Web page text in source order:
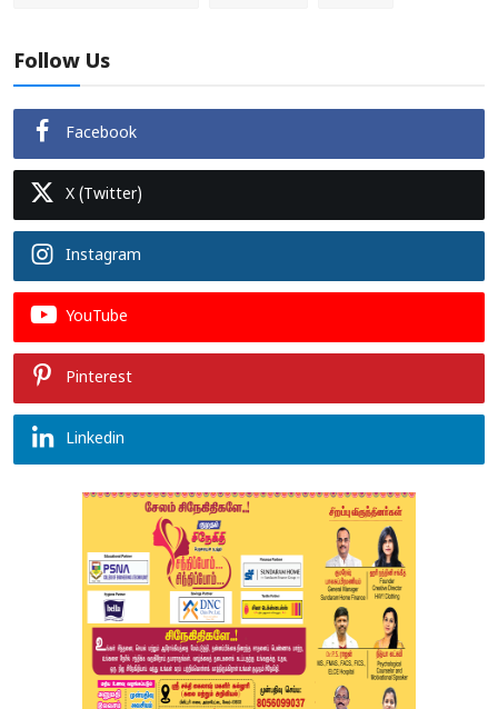
Follow Us
Facebook
X (Twitter)
Instagram
YouTube
Pinterest
Linkedin